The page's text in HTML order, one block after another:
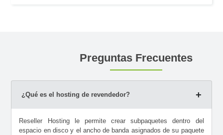
Preguntas Frecuentes
¿Qué es el hosting de revendedor?
Reseller Hosting le permite crear subpaquetes dentro del
espacio en disco y el ancho de banda asignados de su paquete